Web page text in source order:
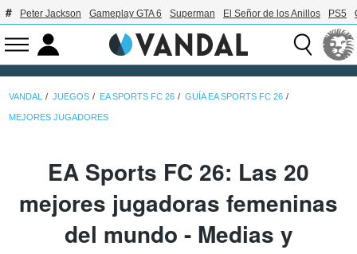
Peter Jackson Gameplay GTA 6 Superman El Señor de los Anillos PS5
VANDAL JUEGOS EA SPORTS FC 26 GUÍA EA SPORTS FC 26
MEJORES JUGADORES
EA Sports FC 26: Las 20
mejores jugadoras femeninas
del mundo - Medias y